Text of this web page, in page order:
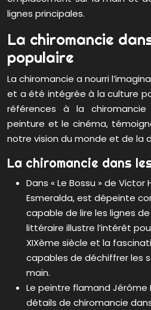
lignes principales.
La chiromancie
populaire
La chiromancie a nourri
et a été intégrée à la culture
références à la
peinture et le cinéma,
notre vision du monde et de la
La chiromancie dans
Dans « Le Bossu » de Victor
Esmeralda, est dépeinte
capable de lire les lignes
littéraire illustre l’intérêt
XIXème siècle et la
capables de déchiffrer les
main.
Le peintre flamand Jérôme
détails de chiromancie